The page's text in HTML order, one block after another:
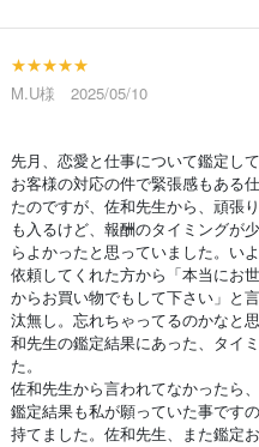
★★★★★
M.U様 2025/05/10
先月、恋愛と仕事について鑑定して
お客様の対応の件で緊張感もある
たのですが、佐和先生から、頑張
も入るけど、報酬のタイミングが
らよかったと思っていました。い
依頼してくれた方から「本当にお
からお買い物でもして下さい」と
汰無し。忘れちゃってるのかなと
和先生の鑑定結果にあった、タイ
た。
佐和先生から言われてなかったら
鑑定結果も私が願っていた事です
持てました。佐和先生、また鑑定